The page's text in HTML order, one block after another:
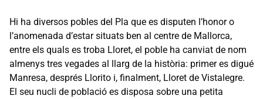
Hi ha diversos pobles del Pla que es disputen l’honor o
l’anomenada d’estar situats ben al centre de Mallorca,
entre els quals es troba Lloret, el poble ha canviat de nom
almenys tres vegades al llarg de la història: primer es digué
Manresa, després Llorito i, finalment, Lloret de Vistalegre.
El seu nucli de població es disposa sobre una petita